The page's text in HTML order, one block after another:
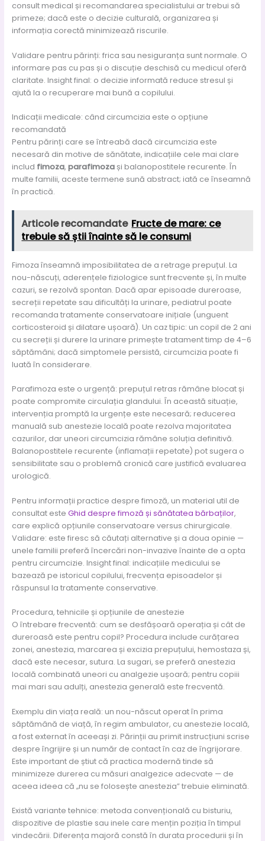
consult medical și recomandarea specialistului ar trebui să
primeze; dacă este o decizie culturală, organizarea și
informația corectă minimizează riscurile.
Validare pentru părinți: frica sau nesiguranța sunt normale. O
informare pas cu pas și o discuție deschisă cu medicul oferă
claritate. Insight final: o decizie informată reduce stresul și
ajută la o recuperare mai bună a copilului.
Indicații medicale: când circumcizia este o opțiune
recomandată
Pentru părinți care se întreabă dacă circumcizia este
necesară din motive de sănătate, indicațiile cele mai clare
includ fimoza, parafimozași balanopostitele recurente. În
multe familii, aceste termene sună abstract; iată ce înseamnă
în practică.
Articole recomandate Fructe de mare: ce
trebuie să știi înainte să le consumi
Fimoza înseamnă imposibilitatea de a retrage prepuțul. La
nou-născuți, aderențele fiziologice sunt frecvente și, în multe
cazuri, se rezolvă spontan. Dacă apar episoade dureroase,
secreții repetate sau dificultăți la urinare, pediatrul poate
recomanda tratamente conservatoare inițiale (unguent
corticosteroid și dilatare ușoară). Un caz tipic: un copil de 2 ani
cu secreții și durere la urinare primește tratament timp de 4–6
săptămâni; dacă simptomele persistă, circumcizia poate fi
luată în considerare.
Parafimoza este o urgență: prepuțul retras rămâne blocat și
poate compromite circulația glandului. În această situație,
intervenția promptă la urgențe este necesară; reducerea
manuală sub anestezie locală poate rezolva majoritatea
cazurilor, dar uneori circumcizia rămâne soluția definitivă.
Balanopostitele recurente (inflamații repetate) pot sugera o
sensibilitate sau o problemă cronică care justifică evaluarea
urologică.
Pentru informații practice despre fimoză, un material util de
consultat este Ghid despre fimoză și sănătatea bărbaților,
care explică opțiunile conservatoare versus chirurgicale.
Validare: este firesc să căutați alternative și a doua opinie —
unele familii preferă încercări non-invazive înainte de a opta
pentru circumcizie. Insight final: indicațiile medicului se
bazează pe istoricul copilului, frecvența episoadelor și
răspunsul la tratamente conservative.
Procedura, tehnicile și opțiunile de anestezie
O întrebare frecventă: cum se desfășoară operația și cât de
dureroasă este pentru copil? Procedura include curățarea
zonei, anestezia, marcarea și excizia prepuțului, hemostaza și,
dacă este necesar, sutura. La sugari, se preferă anestezia
locală combinată uneori cu analgezie ușoară; pentru copiii
mai mari sau adulți, anestezia generală este frecventă.
Exemplu din viața reală: un nou-născut operat în prima
săptămână de viață, în regim ambulator, cu anestezie locală,
a fost externat în aceeași zi. Părinții au primit instrucțiuni scrise
despre îngrijire și un număr de contact în caz de îngrijorare.
Este important de știut că practica modernă tinde să
minimizeze durerea cu măsuri analgezice adecvate — de
aceea ideea că „nu se folosește anestezia” trebuie eliminată.
Există variante tehnice: metoda convențională cu bisturiu,
dispozitive de plastie sau inele care mențin poziția în timpul
vindecării. Diferența majoră constă în durata procedurii și în